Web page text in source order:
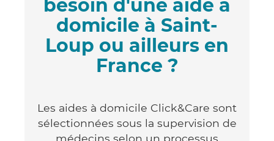
besoin d'une aide à
domicile à Saint-
Loup ou ailleurs en
France ?
Les aides à domicile Click&Care sont
sélectionnées sous la supervision de
médecins selon un processus